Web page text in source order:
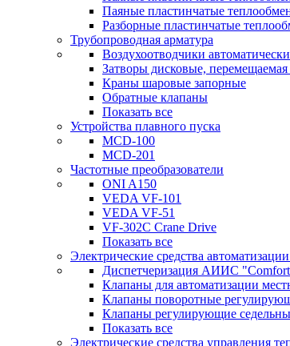
Паяные пластинчатые
Разборные пластинчатые
Трубопроводная арматура
Воздухоотводчики
Затворы дисковые,
Краны шаровые запорные
Обратные клапаны
Показать все
Устройства плавного пуска
MCD-100
MCD-201
Частотные преобразователи
ONI A150
VEDA VF-101
VEDA VF-51
VF-302C Crane Drive
Показать все
Электрические средства
Диспетчеризация АИИС
Клапаны для автоматизации
Клапаны поворотные
Клапаны регулирующие
Показать все
Электрические средства управления